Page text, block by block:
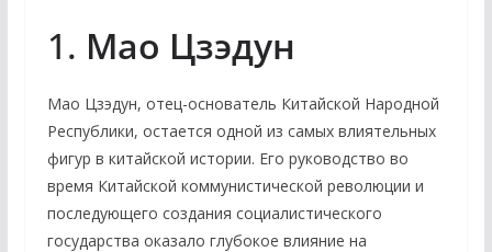
1. Мао Цзэдун
Мао Цзэдун, отец-основатель Китайской Народной
Республики, остается одной из самых влиятельных
фигур в китайской истории. Его руководство во
время Китайской коммунистической революции и
последующего создания социалистического
государства оказало глубокое влияние на